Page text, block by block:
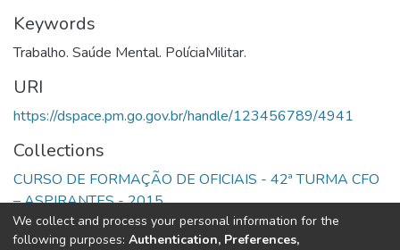
Keywords
Trabalho. Saúde Mental. PolíciaMilitar.
URI
https://dspace.pm.go.gov.br/handle/123456789/4941
Collections
CURSO DE FORMAÇÃO DE OFICIAIS - 42ª TURMA CFO
– ASPIRANTES - 2015
Full item page
We collect and process your personal information for the
following purposes: Authentication, Preferences,